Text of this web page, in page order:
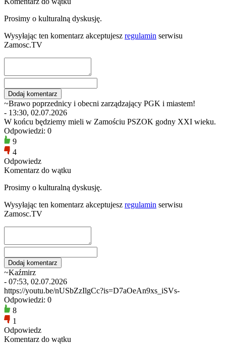
Prosimy o kulturalną dyskusję.
Wysyłając ten komentarz akceptujesz regulamin serwisu
Zamosc.TV
~Brawo poprzednicy i obecni zarządzający PGK i miastem!
- 13:30, 02.07.2026
W końcu będziemy mieli w Zamościu PSZOK godny XXI wieku.
Odpowiedzi: 0
9
4
Odpowiedz
Komentarz do wątku
Prosimy o kulturalną dyskusję.
Wysyłając ten komentarz akceptujesz regulamin serwisu
Zamosc.TV
~Kaźmirz
- 07:53, 02.07.2026
https://youtu.be/nUSbZzIlgCc?is=D7aOeAn9xs_iSVs-
Odpowiedzi: 0
8
1
Odpowiedz
Komentarz do wątku